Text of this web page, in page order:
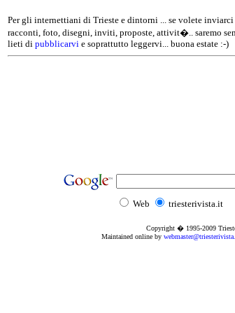
Per gli internettiani di Trieste e dintorni ... se volete inviarci
racconti, foto, disegni, inviti, proposte, attivit�.. saremo
lieti di pubblicarvi e soprattutto leggervi... buona estate :-)
Web triesterivista.it
Copyright � 1995-2009
Maintained online by